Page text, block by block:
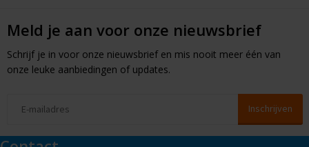
Meld je aan voor onze nieuwsbrief
Schrijf je in voor onze nieuwsbrief en mis nooit meer één van
onze leuke aanbiedingen of updates.